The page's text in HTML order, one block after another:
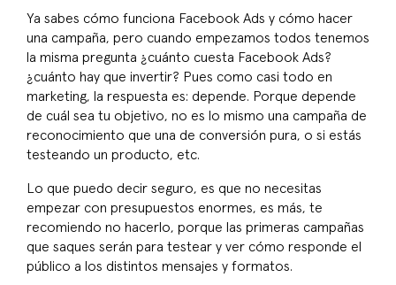
Ya sabes cómo funciona Facebook Ads y cómo hacer
una campaña, pero cuando empezamos todos tenemos
la misma pregunta ¿cuánto cuesta Facebook Ads?
¿cuánto hay que invertir? Pues como casi todo en
marketing, la respuesta es: depende. Porque depende
de cuál sea tu objetivo, no es lo mismo una campaña de
reconocimiento que una de conversión pura, o si estás
testeando un producto, etc.
Lo que puedo decir seguro, es que no necesitas
empezar con presupuestos enormes, es más, te
recomiendo no hacerlo, porque las primeras campañas
que saques serán para testear y ver cómo responde el
público a los distintos mensajes y formatos.